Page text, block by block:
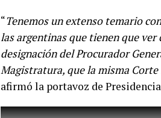
“Tenemos un extenso temario
las argentinas que tienen que
designación del Procurador
Magistratura, que la misma
afirmó la portavoz de